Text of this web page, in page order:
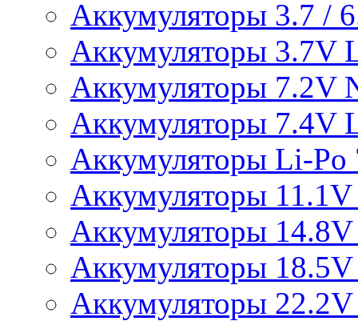
Аккумуляторы 3.7 /
Аккумуляторы 3.7V
Аккумуляторы 7.2V
Аккумуляторы 7.4V
Аккумуляторы Li-Po
Аккумуляторы
Аккумуляторы
Аккумуляторы
Аккумуляторы